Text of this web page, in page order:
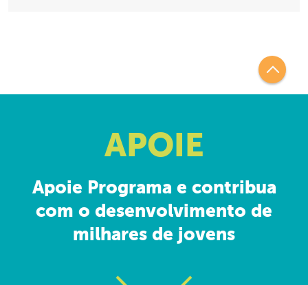
APOIE
Apoie Programa e contribua
com o desenvolvimento de
milhares de jovens